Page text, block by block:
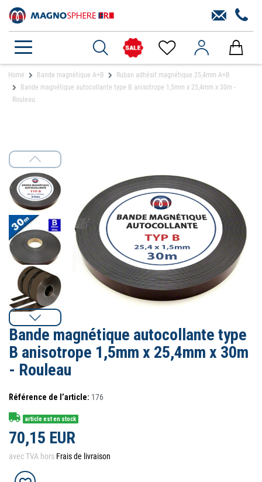
Home Bande magnétique A+B
Ruban adhésif magnétique 25,4mm A+B
Bande magnétique autocollante type B anisotrope 1,5mm x 25,4mm x 30m -
Rouleau
Bande magnétique autocollante type
B anisotrope 1,5mm x 25,4mm x 30m
- Rouleau
Référence de l’article: 176
article est en stock
70,15 EUR
avec TVA hors Frais de livraison